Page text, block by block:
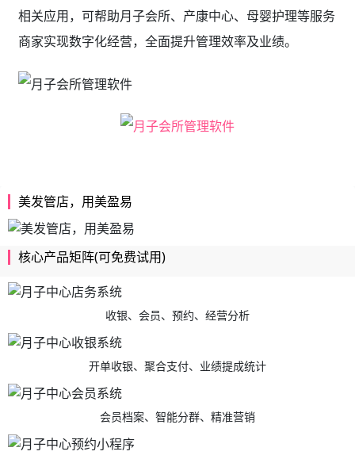
相关应用，可帮助月子会所、产康中心、母婴护理等服务
商家实现数字化经营，全面提升管理效率及业绩。
美发管店，用美盈易
核心产品矩阵(可免费试用)
收银、会员、预约、经营分析
开单收银、聚合支付、业绩提成统计
会员档案、智能分群、精准营销